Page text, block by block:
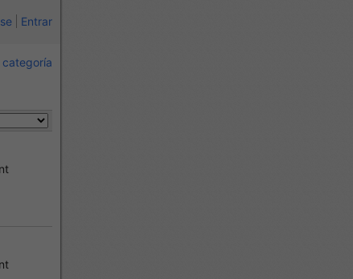
Entrar
categoría